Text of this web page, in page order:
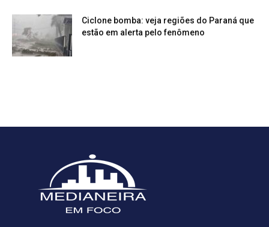
Ciclone bomba: veja regiões do Paraná que
estão em alerta pelo fenômeno